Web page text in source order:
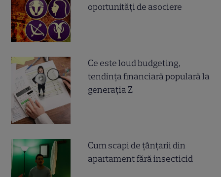
oportunități de asociere
Ce este loud budgeting,
tendința financiară populară la
generația Z
Cum scapi de țânțarii din
apartament fără insecticid